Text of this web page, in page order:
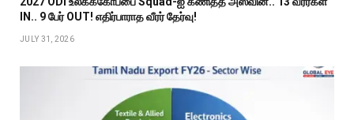
IN.. 9 பேர் OUT! எதிர்பாராத வீரர் தேர்வு!
JULY 31, 2026